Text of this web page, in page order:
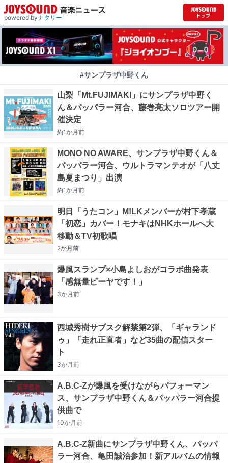
powered byナタリー
#サンプラザ中野くん
山梨「Mt.FUJIMAKI」にサンプラザ中野く
ん＆パッパラー河合、藤巻亮太ソロツアー開
催決定
約1か月前
MONO NO AWARE、サンプラザ中野くん＆
パッパラー河合、ウルトラマンテオが「八丈
島夏まつり」出演
約1か月前
明日「うたコン」M!LKメンバーが村下孝蔵
「初恋」カバー！モナキはNHKホールへ大
移動＆TV初歌唱
2か月前
爆風スランプ×小島よしおがコラボ曲発表
「感無量ピーヤです！」
3か月前
西城秀樹サブスク解禁第2弾、「ギャランド
ゥ」「走れ正直者」など35曲の配信スター
ト
3か月前
A.B.C-Zが爆風を受けながらパフォーマン
ス、サンプラザ中野くん＆パッパラー河合提
供曲で
10か月前
A.B.C-Z新曲にサンプラザ中野くん、パッパ
ラー河合、亀田誠治参加！新アルバムの情報